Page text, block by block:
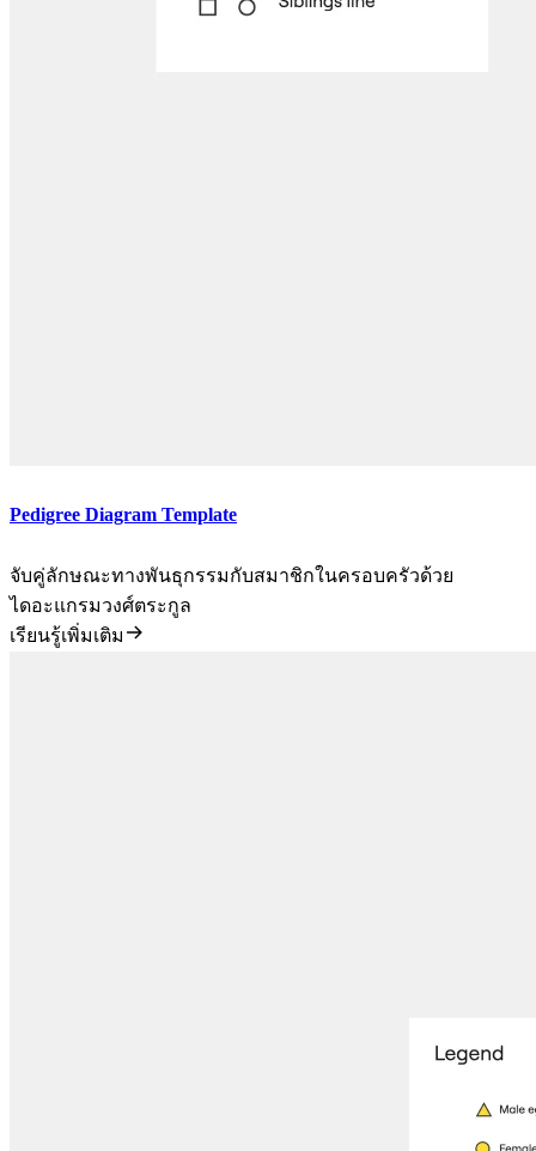
Pedigree Diagram Template
จับคู่ลักษณะทางพันธุกรรมกับสมาชิกในครอบครัวด้วย
ไดอะแกรมวงศ์ตระกูล
เรียนรู้เพิ่มเติม